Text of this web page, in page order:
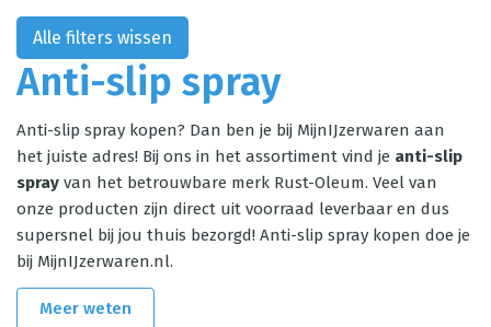
Anti-slip spray
Anti-slip spray kopen? Dan ben je bij MijnIJzerwaren aan
het juiste adres! Bij ons in het assortiment vind je anti-slip
spray van het betrouwbare merk Rust-Oleum. Veel van
onze producten zijn direct uit voorraad leverbaar en dus
supersnel bij jou thuis bezorgd! Anti-slip spray kopen doe je
bij MijnIJzerwaren.nl.
Meer weten
Alle filters wissen